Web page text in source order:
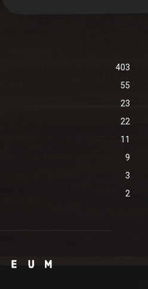
403
55
23
22
11
9
3
2